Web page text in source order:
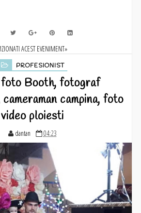
ACEST EVENIMENT»
PROFESIONIST
foto Booth, fotograf
campina, foto
video ploiesti
dantan 04:23